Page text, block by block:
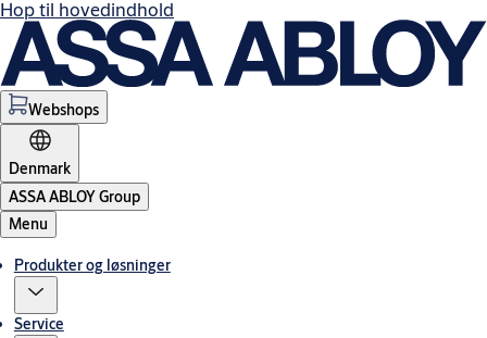
Hop til hovedindhold
Webshops
Denmark
ASSA ABLOY Group
Menu
Produkter og løsninger
Service